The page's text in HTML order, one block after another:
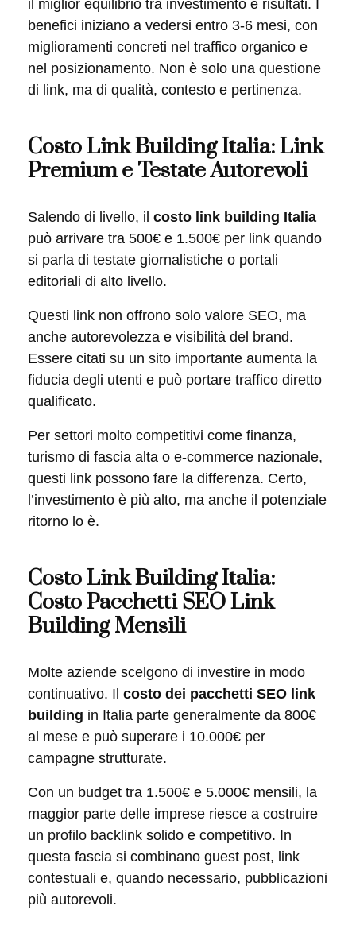
il miglior equilibrio tra investimento e risultati. I
benefici iniziano a vedersi entro 3-6 mesi, con
miglioramenti concreti nel traffico organico e
nel posizionamento. Non è solo una questione
di link, ma di qualità, contesto e pertinenza.
Costo Link Building Italia: Link
Premium e Testate Autorevoli
Salendo di livello, il costo link building Italia
può arrivare tra 500€ e 1.500€ per link quando
si parla di testate giornalistiche o portali
editoriali di alto livello.
Questi link non offrono solo valore SEO, ma
anche autorevolezza e visibilità del brand.
Essere citati su un sito importante aumenta la
fiducia degli utenti e può portare traffico diretto
qualificato.
Per settori molto competitivi come finanza,
turismo di fascia alta o e-commerce nazionale,
questi link possono fare la differenza. Certo,
l’investimento è più alto, ma anche il potenziale
ritorno lo è.
Costo Link Building Italia:
Costo Pacchetti SEO Link
Building Mensili
Molte aziende scelgono di investire in modo
continuativo. Il costo dei pacchetti SEO link
building in Italia parte generalmente da 800€
al mese e può superare i 10.000€ per
campagne strutturate.
Con un budget tra 1.500€ e 5.000€ mensili, la
maggior parte delle imprese riesce a costruire
un profilo backlink solido e competitivo. In
questa fascia si combinano guest post, link
contestuali e, quando necessario, pubblicazioni
più autorevoli.